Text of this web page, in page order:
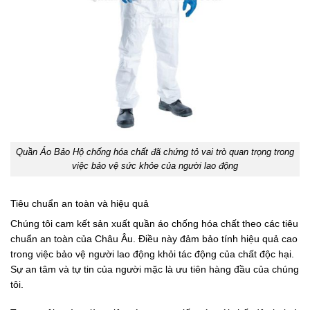
Quần Áo Bảo Hộ chống hóa chất đã chứng tỏ vai trò quan trọng trong
việc bảo vệ sức khỏe của người lao động
Tiêu chuẩn an toàn và hiệu quả
Chúng tôi cam kết sản xuất quần áo chống hóa chất theo các tiêu
chuẩn an toàn của Châu Âu. Điều này đảm bảo tính hiệu quả cao
trong việc bảo vệ người lao động khỏi tác động của chất độc hại.
Sự an tâm và tự tin của người mặc là ưu tiên hàng đầu của chúng
tôi.